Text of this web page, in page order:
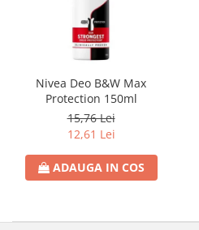
Rezerva Odorizant Camera
Rezerva Odorizant Camera Glade
Rezerva Odorizant Camera Air Wick
Servetele Umede Bebelusi
Suplimente Bebelusi
Ingrijire Bebelusi
Scutece Huggies
Nivea Deo B&W Max
Protection 150ml
15,76 Lei
12,61 Lei
ADAUGA IN COS